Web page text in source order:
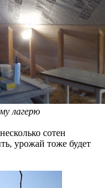
лагерю
сотен
урожай тоже будет